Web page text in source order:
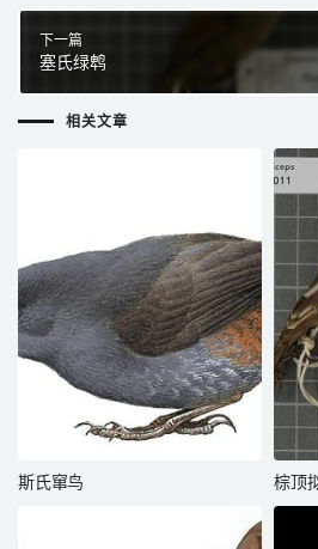
下一篇
塞氏绿鹎
相关文章
斯氏窜鸟 棕顶